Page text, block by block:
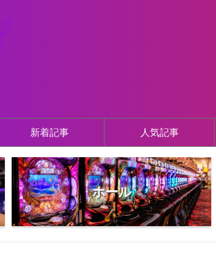
新着記事 人気記事
ホール